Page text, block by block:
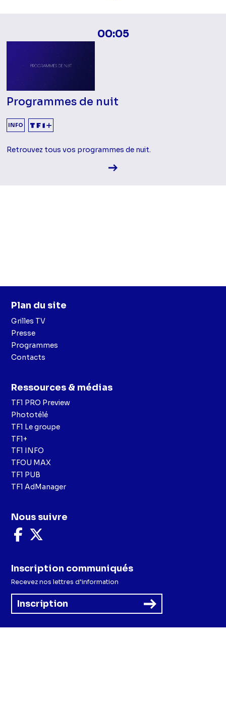
00:05
Programmes de nuit
INFO
Retrouvez tous vos programmes de nuit.
Voir la fiche diffusion
Plan du site
Grilles TV
Presse
Programmes
Contacts
Ressources & médias
TF1 PRO Preview
Phototélé
TF1 Le groupe
TF1+
TF1 INFO
TFOU MAX
TF1 PUB
TF1 AdManager
Nous suivre
Nous
suivre
Facebook
X
Inscription communiqués
Recevez nos lettres d’information
Inscription